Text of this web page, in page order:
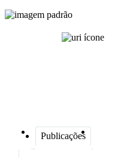
Publicações